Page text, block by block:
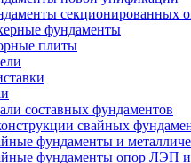
секционированных
фундаменты
плиты
составных фундаментов
свайных
фундаменты и
фундаменты опор ЛЭП и